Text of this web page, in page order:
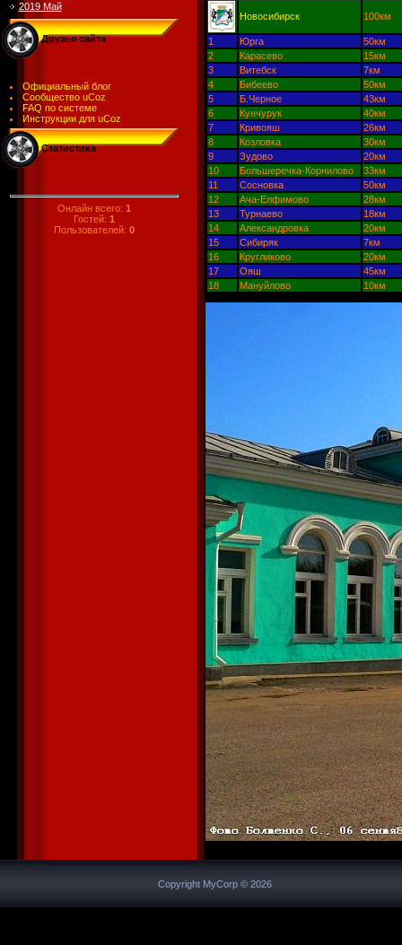
2019 Май
Друзья сайта
Официальный блог
Сообщество uCoz
FAQ по системе
Инструкции для uCoz
Статистика
Онлайн всего: 1
Гостей: 1
Пользователей: 0
Новосибирск 100км
1 Юрга
50км
2
Карасево
15км
3
Витебск
7км
4
Бибеево
50км
5
Б.Черное
43км
6
Кунчурук
40км
7
Кривояш
26км
8
Козловка
30км
9
Зудово
20км
10
Большеречка-Корнилово
33км
11
Сосновка
50км
12
Ача-Елфимово
28км
13
Турнаево
18км
14
Александровка
20км
15
Сибиряк
7км
16
Кругликово
20км
17
Ояш
45км
18
Мануйлово 10км
Copyright MyCorp © 2026